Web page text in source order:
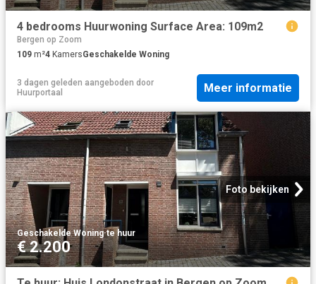
4 bedrooms Huurwoning Surface Area: 109m2
Bergen op Zoom
109 m²4 KamersGeschakelde Woning
3 dagen geleden aangeboden door
Huurportaal
Meer informatie
Foto bekijken
Geschakelde Woning·te huur
€ 2.200